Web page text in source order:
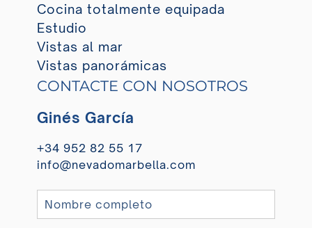
Cocina totalmente equipada
Estudio
Vistas al mar
Vistas panorámicas
CONTACTE CON NOSOTROS
Ginés García
+34 952 82 55 17
info@nevadomarbella.com